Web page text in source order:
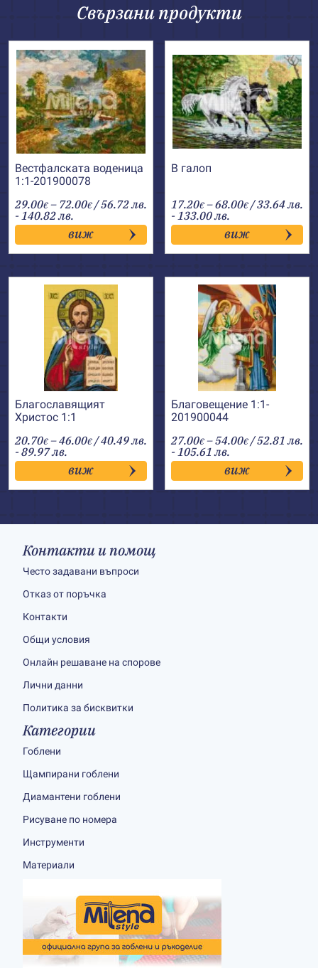
Свързани продукти
Вестфалската воденица
1:1-201900078
29.00€ – 72.00€Price
range:
29.00€
through
72.00€
/ 56.72 лв.
- 140.82 лв.
виж
В галоп
17.20€ –68.00€Price
range:
17.20€
through
68.00€
/ 33.64 лв.
- 133.00 лв.
виж
Благославящият
Христос 1:1
20.70€ –46.00€Price
range:
20.70€
through
46.00€
/ 40.49 лв.
- 89.97 лв.
виж
Благовещение 1:1-
201900044
27.00€ –54.00€Price
range:
27.00€
through
54.00€
/ 52.81 лв.
- 105.61 лв.
виж
Контакти и помощ
Често задавани въпроси
Отказ от поръчка
Контакти
Общи условия
Онлайн решаване на спорове
Лични данни
Политика за бисквитки
Категории
Гоблени
Щампирани гоблени
Диамантени гоблени
Рисуване по номера
Инструменти
Материали